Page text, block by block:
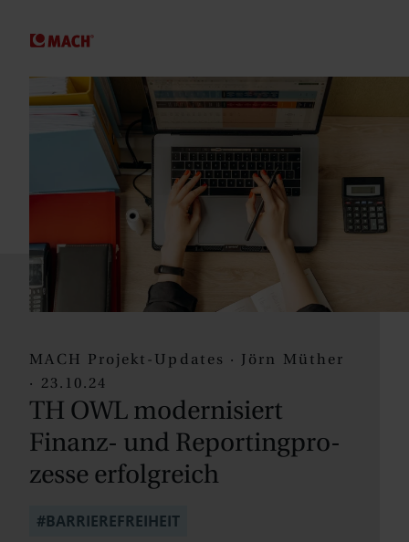
MACH Projekt-Updates · Jörn Müther
· 23.10.24
TH OWL mo­der­nisiert
Finanz- und Reporting­pro­
zes­se erfolg­reich
#BARRIEREFREIHEIT